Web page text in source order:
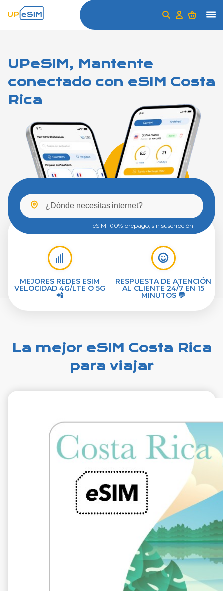
UPeSIM, Mantente
conectado con eSIM Costa
Rica
eSIM 100% prepago, sin suscripción
MEJORES REDES ESIM
VELOCIDAD 4G/LTE O 5G
📲
RESPUESTA DE ATENCIÓN
AL CLIENTE 24/7 EN 15
MINUTOS 💬
La mejor eSIM Costa Rica
para viajar
1 GB 7 días
Roaming en
Telefonica